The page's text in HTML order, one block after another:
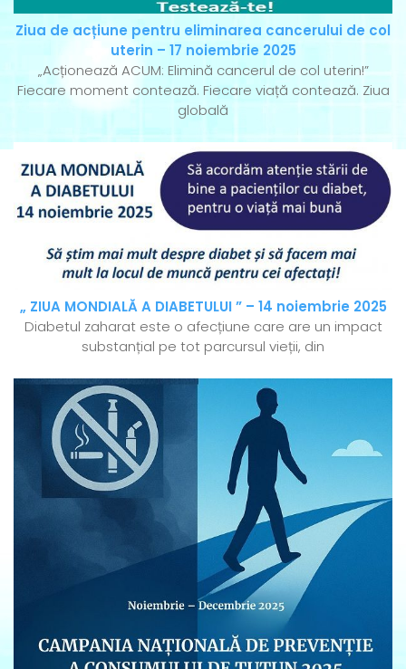
Ziua de acțiune pentru eliminarea cancerului de col
uterin – 17 noiembrie 2025
„Acționează ACUM: Elimină cancerul de col uterin!”
Fiecare moment contează. Fiecare viață contează. Ziua
globală
„ ZIUA MONDIALĂ A DIABETULUI ” – 14 noiembrie 2025
Diabetul zaharat este o afecțiune care are un impact
substanțial pe tot parcursul vieții, din